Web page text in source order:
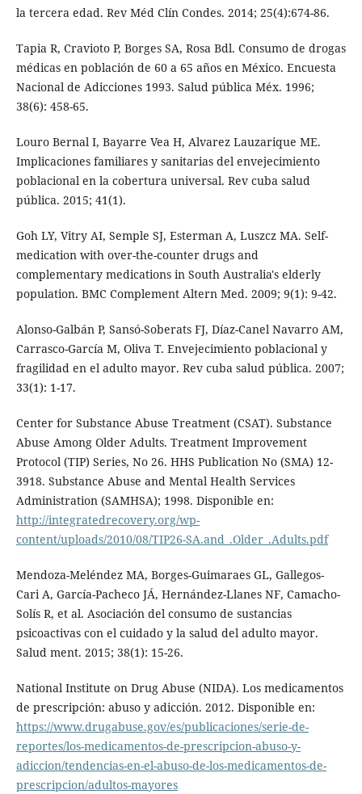
la tercera edad. Rev Méd Clín Condes. 2014; 25(4):674-86.
Tapia R, Cravioto P, Borges SA, Rosa Bdl. Consumo de drogas
médicas en población de 60 a 65 años en México. Encuesta
Nacional de Adicciones 1993. Salud pública Méx. 1996;
38(6): 458-65.
Louro Bernal I, Bayarre Vea H, Alvarez Lauzarique ME.
Implicaciones familiares y sanitarias del envejecimiento
poblacional en la cobertura universal. Rev cuba salud
pública. 2015; 41(1).
Goh LY, Vitry AI, Semple SJ, Esterman A, Luszcz MA. Self-
medication with over-the-counter drugs and
complementary medications in South Australia's elderly
population. BMC Complement Altern Med. 2009; 9(1): 9-42.
Alonso-Galbán P, Sansó-Soberats FJ, Díaz-Canel Navarro AM,
Carrasco-García M, Oliva T. Envejecimiento poblacional y
fragilidad en el adulto mayor. Rev cuba salud pública. 2007;
33(1): 1-17.
Center for Substance Abuse Treatment (CSAT). Substance
Abuse Among Older Adults. Treatment Improvement
Protocol (TIP) Series, No 26. HHS Publication No (SMA) 12-
3918. Substance Abuse and Mental Health Services
Administration (SAMHSA); 1998. Disponible en:
http://integratedrecovery.org/wp-
content/uploads/2010/08/TIP26-SA.and_.Older_.Adults.pdf
Mendoza-Meléndez MA, Borges-Guimaraes GL, Gallegos-
Cari A, García-Pacheco JÁ, Hernández-Llanes NF, Camacho-
Solís R, et al. Asociación del consumo de sustancias
psicoactivas con el cuidado y la salud del adulto mayor.
Salud ment. 2015; 38(1): 15-26.
National Institute on Drug Abuse (NIDA). Los medicamentos
de prescripción: abuso y adicción. 2012. Disponible en:
https://www.drugabuse.gov/es/publicaciones/serie-de-
reportes/los-medicamentos-de-prescripcion-abuso-y-
adiccion/tendencias-en-el-abuso-de-los-medicamentos-de-
prescripcion/adultos-mayores